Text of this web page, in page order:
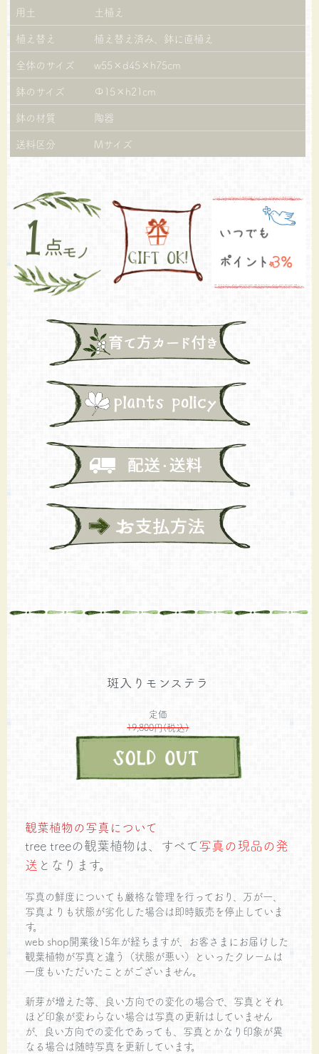
用土
土植え
植え替え
植え替え済み、鉢に直植え
全体のサイズ
w55×d45×h75cm
鉢のサイズ
Φ15×h21cm
鉢の材質
陶器
送料区分
Mサイズ
斑入りモンステラ
定価
19,800円(税込)
観葉植物の写真について
tree treeの観葉植物は、すべて写真の現品の発
送 となります。
写真の鮮度についても厳格な管理を行っており、万が一、
写真よりも状態が劣化した場合は即時販売を停止していま
す。
web shop開業後15年が経ちますが、お客さまにお届けした
観葉植物が写真と違う（状態が悪い）といったクレームは
一度もいただいたことがございません。
新芽が増えた等、良い方向での変化の場合で、写真とそれ
ほど印象が変わらない場合は写真の更新はしていません
が、良い方向での変化であっても、写真とかなり印象が異
なる場合は随時写真を更新しています。